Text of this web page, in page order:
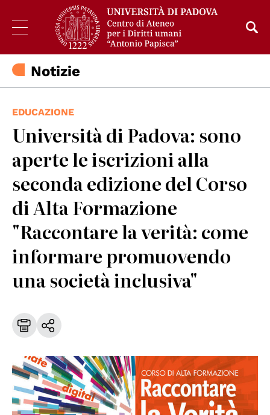
Notizie
EDUCAZIONE
Università di Padova: sono
aperte le iscrizioni alla
seconda edizione del Corso
di Alta Formazione
"Raccontare la verità: come
informare promuovendo
una società inclusiva"